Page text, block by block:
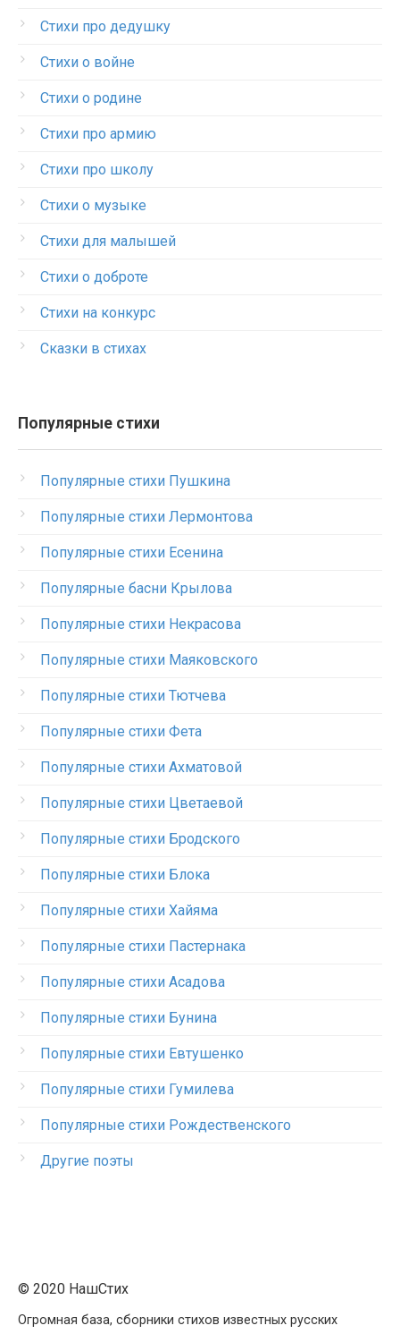
Стихи про дедушку
Стихи о войне
Стихи о родине
Стихи про армию
Стихи про школу
Стихи о музыке
Стихи для малышей
Стихи о доброте
Стихи на конкурс
Сказки в стихах
Популярные стихи
Популярные стихи Пушкина
Популярные стихи Лермонтова
Популярные стихи Есенина
Популярные басни Крылова
Популярные стихи Некрасова
Популярные стихи Маяковского
Популярные стихи Тютчева
Популярные стихи Фета
Популярные стихи Ахматовой
Популярные стихи Цветаевой
Популярные стихи Бродского
Популярные стихи Блока
Популярные стихи Хайяма
Популярные стихи Пастернака
Популярные стихи Асадова
Популярные стихи Бунина
Популярные стихи Евтушенко
Популярные стихи Гумилева
Популярные стихи Рождественского
Другие поэты
© 2020 НашСтих
Огромная база, сборники стихов известных русских